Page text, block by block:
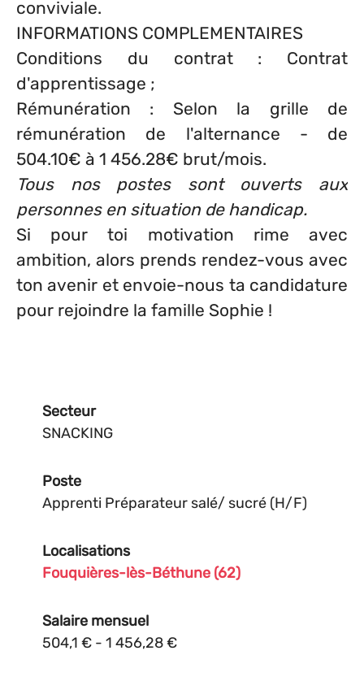
conviviale.
INFORMATIONS COMPLEMENTAIRES
Conditions du contrat : Contrat
d'apprentissage ;
Rémunération : Selon la grille de
rémunération de l'alternance - de
504.10€ à 1 456.28€ brut/mois.
Tous nos postes sont ouverts aux
personnes en situation de handicap.
Si pour toi motivation rime avec
ambition, alors prends rendez-vous avec
ton avenir et envoie-nous ta candidature
pour rejoindre la famille Sophie !
Secteur
SNACKING
Poste
Apprenti Préparateur salé/ sucré (H/F)
Localisations
Fouquières-lès-Béthune (62)
Salaire mensuel
504,1 € - 1 456,28 €